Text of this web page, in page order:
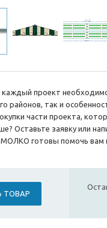
проект
районов, так и
части проекта,
Оставьте заявку или
готовы помочь вам
ТОВАР